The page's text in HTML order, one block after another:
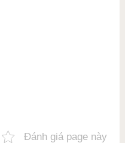
Đánh giá page này